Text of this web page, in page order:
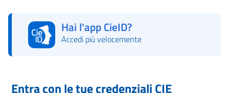
Hai l'app CieID?
Accedi più velocemente
Entra con le tue credenziali CIE